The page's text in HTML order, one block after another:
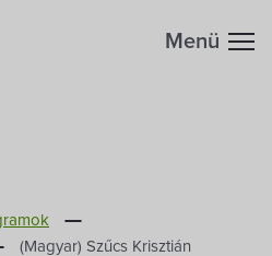
Menü
(Magyar) Szűcs Krisztián